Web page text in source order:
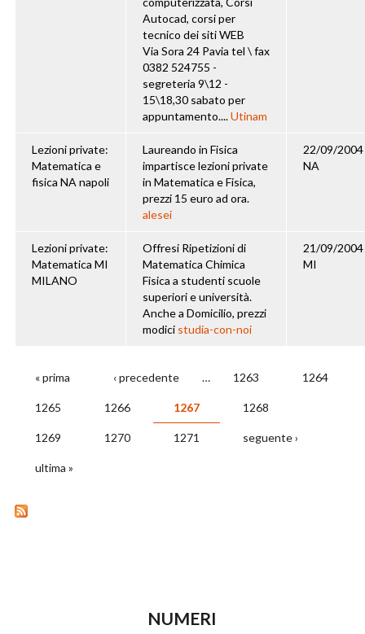
Autocad, corsi per
tecnico dei siti WEB
Via Sora 24 Pavia tel \ fax
0382 524755 -
segreteria 9\12 -
15\18,30 sabato per
appuntamento....Utinam
Lezioni private:
Matematica e
fisica NA napoli
Laureando in Fisica
impartisce lezioni private
in Matematica e Fisica,
prezzi 15 euro ad ora.
alesei
22/09/2004
NA
Lezioni private:
Matematica MI
MILANO
Offresi Ripetizioni di
Matematica Chimica
Fisica a studenti scuole
superiori e università.
Anche a Domicilio, prezzi
modicistudia-con-noi
21/09/2004
MI
PAGINE
« prima ‹ precedente … 1263 1264
1265 1266 1267 1268
1269 1270 1271 seguente ›
ultima »
NUMERI